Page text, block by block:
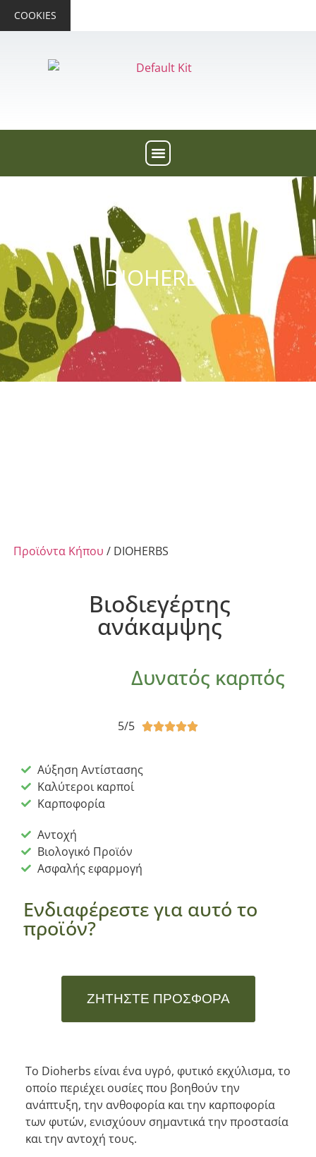
COOKIES
DIOHERBS
Προϊόντα Κήπου / DIOHERBS
Bιοδιεγέρτης
ανάκαμψης
Δυνατός καρπός
5/5 
Αύξηση Αντίστασης
Καλύτεροι καρποί
Καρποφορία
Αντοχή
Βιολογικό Προϊόν
Ασφαλής εφαρμογή
Ενδιαφέρεστε για αυτό το
προϊόν?
ΖΗΤΉΣΤΕ ΠΡΟΣΦΟΡΆ
Το Dioherbs είναι ένα υγρό, φυτικό εκχύλισμα, το
οποίο περιέχει ουσίες που βοηθούν την
ανάπτυξη, την ανθοφορία και την καρποφορία
των φυτών, ενισχύουν σημαντικά την προστασία
και την αντοχή τους.